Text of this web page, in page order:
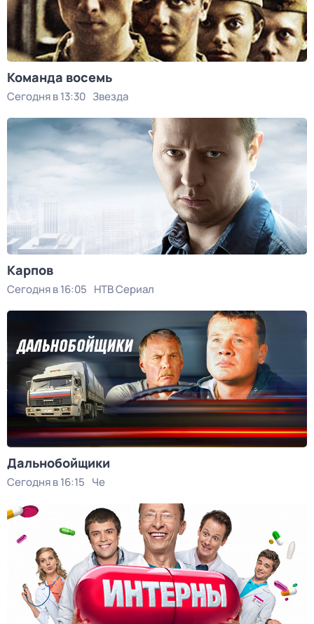
Команда восемь
Сегодня в 13:30 Звезда
Карпов
Сегодня в 16:05 НТВ Сериал
Дальнобойщики
Сегодня в 16:15 Че